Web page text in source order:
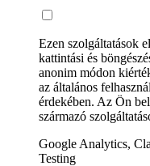
Ezen szolgáltatások
kattintási és
anonim módon
az általános
érdekében. Az Ön
származó
Google Analytics,
Testing